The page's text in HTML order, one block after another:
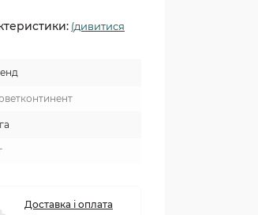
(дивитися
Доставка і оплата